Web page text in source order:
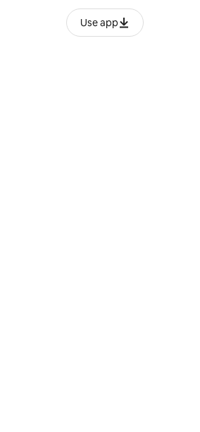
Use app